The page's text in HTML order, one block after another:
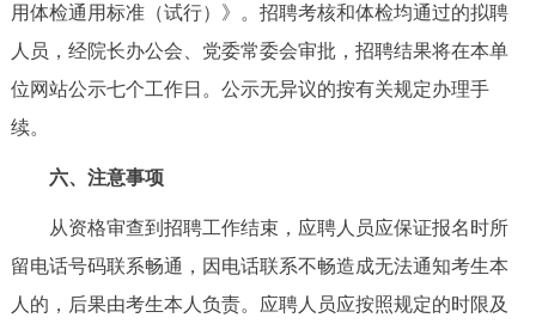
用体检通用标准（试行）》。招聘考核和体检均通过的拟聘
人员，经院长办公会、党委常委会审批，招聘结果将在本单
位网站公示七个工作日。公示无异议的按有关规定办理手
续。
六、注意事项
从资格审查到招聘工作结束，应聘人员应保证报名时所
留电话号码联系畅通，因电话联系不畅造成无法通知考生本
人的，后果由考生本人负责。应聘人员应按照规定的时限及